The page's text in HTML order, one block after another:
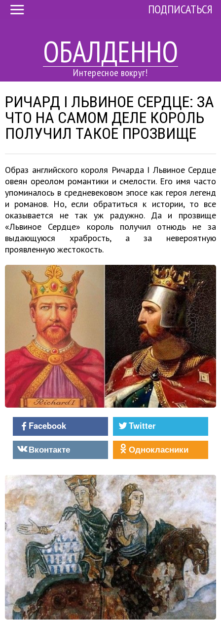
ОБАЛДЕННО
Интересное вокруг!
ПОДПИСАТЬСЯ
РИЧАРД I ЛЬВИНОЕ СЕРДЦЕ: ЗА
ЧТО НА САМОМ ДЕЛЕ КОРОЛЬ
ПОЛУЧИЛ ТАКОЕ ПРОЗВИЩЕ
Образ английского короля Ричарда I Львиное Сердце
овеян ореолом романтики и смелости. Его имя часто
упоминалось в средневековом эпосе как героя легенд
и романов. Но, если обратиться к истории, то все
оказывается не так уж радужно. Да и прозвище
«Львиное Сердце» король получил отнюдь не за
выдающуюся храбрость, а за невероятную
проявленную жестокость.
Facebook
Twitter
Вконтакте
Однокласники